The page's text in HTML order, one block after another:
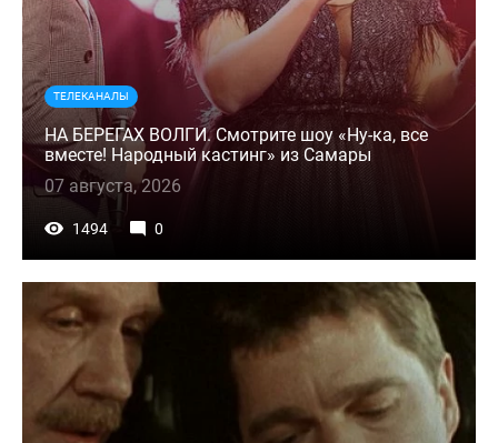
ТЕЛЕКАНАЛЫ
НА БЕРЕГАХ ВОЛГИ. Смотрите шоу «Ну-ка, все
вместе! Народный кастинг» из Самары
07 августа, 2026
1494 0